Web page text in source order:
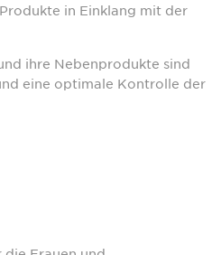
in Einklang mit der
ihre Nebenprodukte sind
eine optimale Kontrolle der